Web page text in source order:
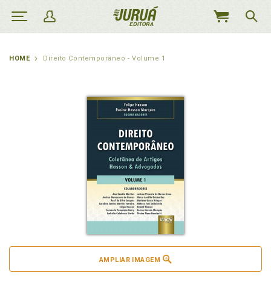
MEU
HOME Direito Contemporâneo - Volume 1
AMPLIAR IMAGEM